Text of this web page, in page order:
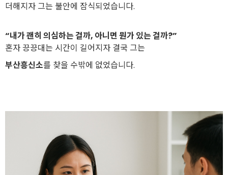
더해지자 그는 불안에 잠식되었습니다.
“내가 괜히 의심하는 걸까, 아니면 뭔가 있는 걸까?”
혼자 끙끙대는 시간이 길어지자 결국 그는
부산흥신소를 찾을 수밖에 없었습니다.